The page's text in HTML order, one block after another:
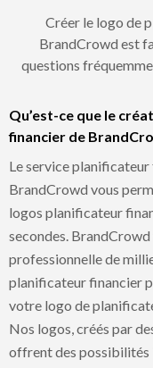
Créer le logo de
BrandCrowd est
questions
Qu’est-ce que le
financier de
Le service
BrandCrowd vous
logos planificateur
secondes.
professionnelle de
planificateur financier
votre logo de
Nos logos, créés par
offrent des possibilités